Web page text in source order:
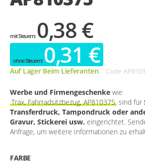
0,38 €
0,31 €
Auf Lager Beim Lieferanten Code
Werbe und Firmengeschenke wie
Trax, Fahrradsitzbezug, AP810375 sind für
Transferdruck, Tampondruck oder
Gravur, Stickerei usw. eingerichtet.
Anfrage, um weitere Informationen zu
FARBE